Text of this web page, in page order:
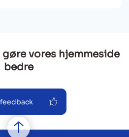
vores hjemmeside
bedre